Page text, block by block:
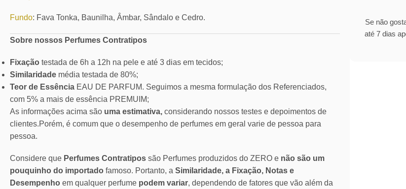
Fundo: Fava Tonka, Baunilha, Âmbar, Sândalo e Cedro.
Sobre nossos Perfumes Contratipos
Fixação testada de 6h a 12h na pele e até 3 dias em tecidos;
Similaridade média testada de 80%;
Teor de Essência EAU DE PARFUM. Seguimos a mesma formulação dos Referenciados,
com 5% a mais de essência PREMUIM;
As informações acima são uma estimativa, considerando nossos testes e depoimentos de
clientes.Porém, é comum que o desempenho de perfumes em geral varie de pessoa para
pessoa.
Considere que Perfumes Contratipos são Perfumes produzidos do ZERO e não são um
pouquinho do importado famoso. Portanto, a Similaridade, a Fixação, Notas e
Desempenho em qualquer perfume podem variar, dependendo de fatores que vão além da
Se não
até 7 dias